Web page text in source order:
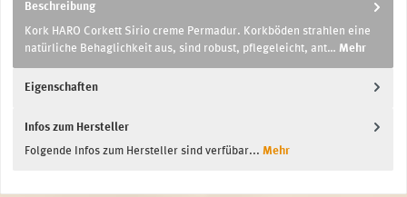
Beschreibung
Kork HARO Corkett Sirio creme Permadur. Korkböden strahlen eine
natürliche Behaglichkeit aus, sind robust, pflegeleicht, ant… Mehr
Eigenschaften
Infos zum Hersteller
Folgende Infos zum Hersteller sind verfübar... Mehr